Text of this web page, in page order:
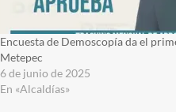
Encuesta de Demoscopía da el
Metepec
6 de junio de 2025
En «Alcaldías»